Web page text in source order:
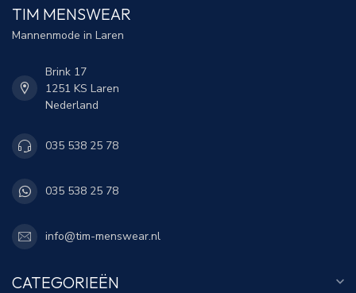
TIM MENSWEAR
Mannenmode in Laren
Brink 17
1251 KS Laren
Nederland
035 538 25 78
035 538 25 78
info@tim-menswear.nl
CATEGORIEËN